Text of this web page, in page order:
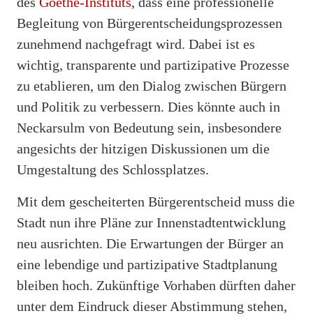
Begleitung von Bürgerentscheidungsprozessen
zunehmend nachgefragt wird. Dabei ist es
wichtig, transparente und partizipative Prozesse
zu etablieren, um den Dialog zwischen Bürgern
und Politik zu verbessern. Dies könnte auch in
Neckarsulm von Bedeutung sein, insbesondere
angesichts der hitzigen Diskussionen um die
Umgestaltung des Schlossplatzes.
Mit dem gescheiterten Bürgerentscheid muss die
Stadt nun ihre Pläne zur Innenstadtentwicklung
neu ausrichten. Die Erwartungen der Bürger an
eine lebendige und partizipative Stadtplanung
bleiben hoch. Zukünftige Vorhaben dürften daher
unter dem Eindruck dieser Abstimmung stehen,